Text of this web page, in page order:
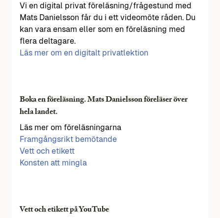
Vi en digital privat föreläsning/frågestund med
Mats Danielsson får du i ett videomöte råden. Du
kan vara ensam eller som en föreläsning med
flera deltagare.
Läs mer om en digitalt privatlektion
Boka en föreläsning. Mats Danielsson föreläser över
hela landet.
Läs mer om föreläsningarna
Framgångsrikt bemötande
Vett och etikett
Konsten att mingla
Vett och etikett på YouTube